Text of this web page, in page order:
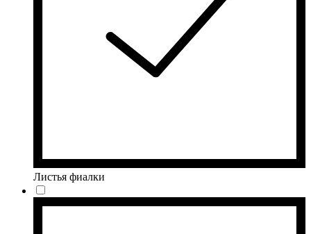
Листья фиалки